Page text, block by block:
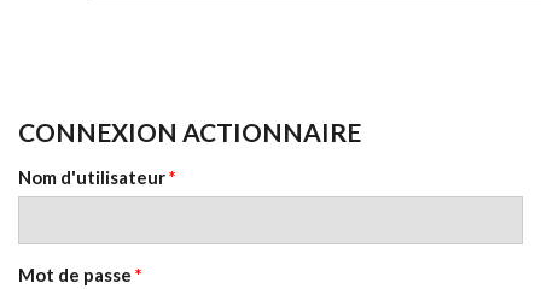
CONNEXION ACTIONNAIRE
Nom d'utilisateur*
Mot de passe *